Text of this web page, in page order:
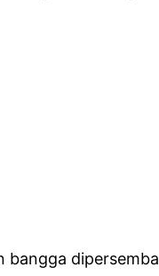
bangga